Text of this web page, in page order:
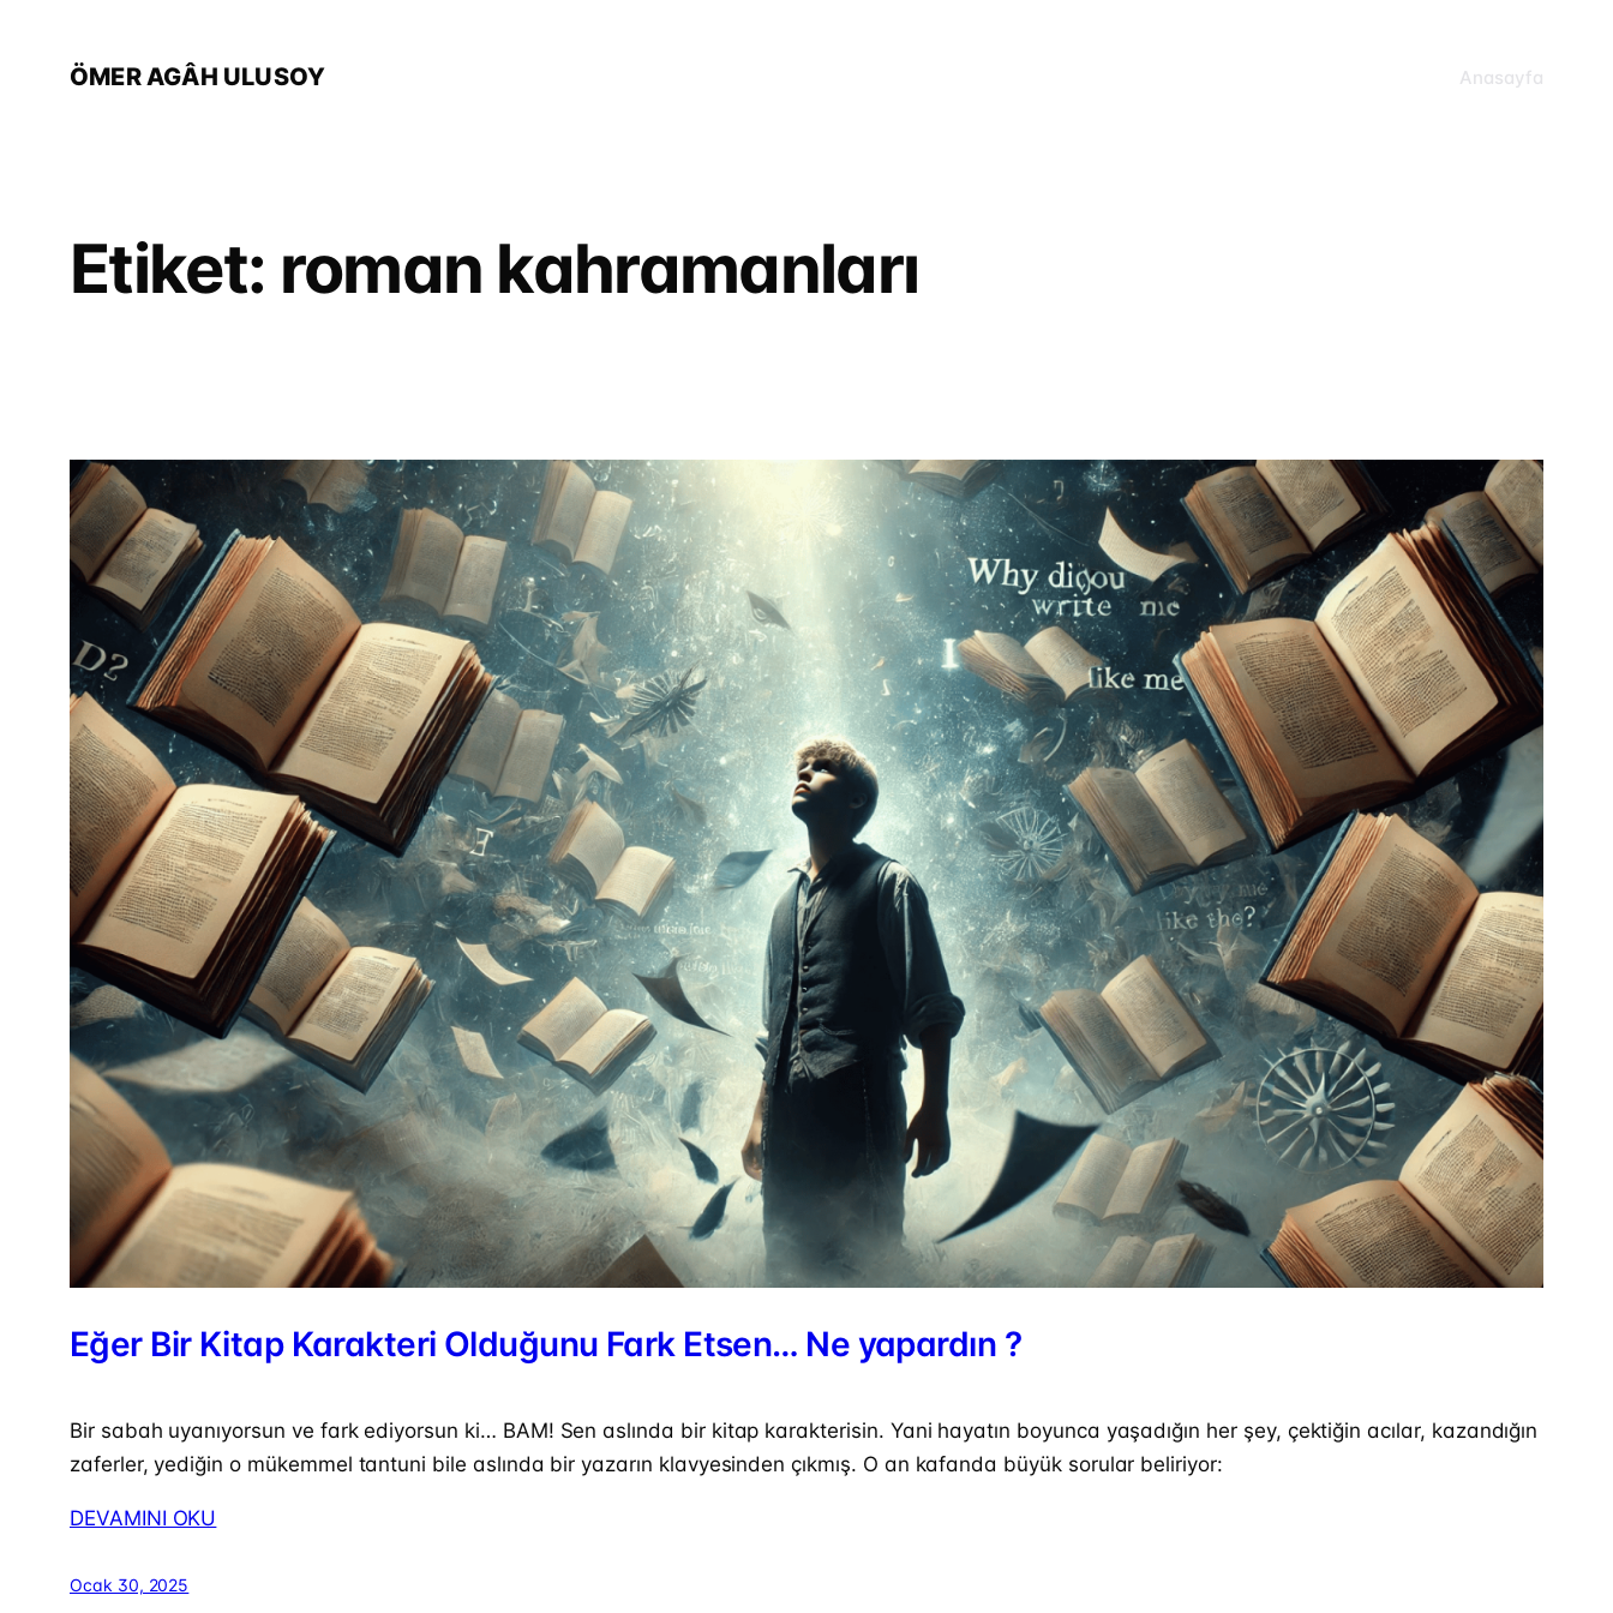
ÖMER AGÂH ULUSOY Anasayfa
Etiket: roman kahramanları
Eğer Bir Kitap Karakteri Olduğunu Fark Etsen… Ne yapardın ?
Bir sabah uyanıyorsun ve fark ediyorsun ki… BAM! Sen aslında bir kitap karakterisin. Yani hayatın boyunca yaşadığın her şey, çektiğin acılar, kazandığın
zaferler, yediğin o mükemmel tantuni bile aslında bir yazarın klavyesinden çıkmış. O an kafanda büyük sorular beliriyor:
DEVAMINI OKU
Ocak 30, 2025